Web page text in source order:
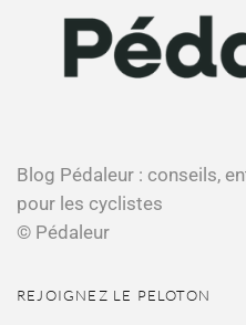
Blog Pédaleur : conseils,
pour les cyclistes
© Pédaleur
REJOIGNEZ LE PELOTON